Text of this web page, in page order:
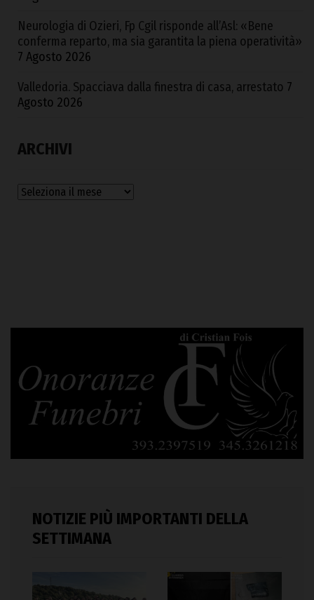
Neurologia di Ozieri, Fp Cgil risponde all’Asl: «Bene
conferma reparto, ma sia garantita la piena operatività»
7 Agosto 2026
Valledoria. Spacciava dalla finestra di casa, arrestato 7
Agosto 2026
ARCHIVI
Archivi
NOTIZIE PIÙ IMPORTANTI DELLA
SETTIMANA